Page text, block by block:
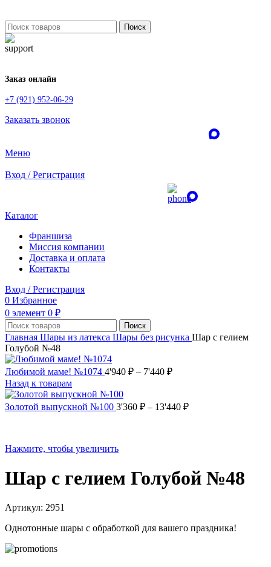
Поиск
Заказ онлайн
+7 (921) 952-06-29
Заказать звонок
Меню
Вход / Регистрация
Каталог
Франшиза
Миссия компании
Доставка и оплата
Контакты
Вход / Регистрация
0 Избранное
0 элемент 0 ₽
Поиск
Главная Шары из латекса Шары без рисунка Шар с гелием
Голубой №48
Любимой маме! №1074 4'940 ₽ – 7'440 ₽
Назад к товарам
Золотой выпускной №100 3'360 ₽ – 13'440 ₽
Нажмите, чтобы увеличить
Шар с гелием Голубой №48
Артикул: 2951
Однотонные шары с обработкой для вашего праздника!